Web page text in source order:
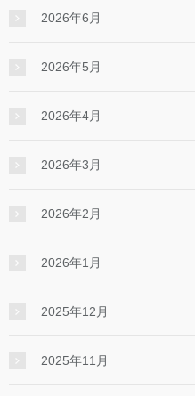
2026年6月
2026年5月
2026年4月
2026年3月
2026年2月
2026年1月
2025年12月
2025年11月